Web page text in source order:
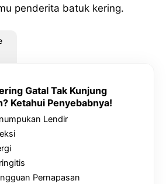
penderita batuk kering.
Gatal Tak Kunjung
Ketahui Penyebabnya!
Lendir
Pernapasan